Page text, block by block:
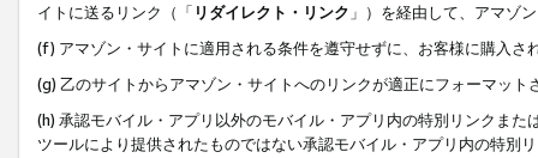
イトに送るリンク（「 リダイレクト・リンク 」）を経由して、アマゾ
(f) アマゾン・サイトに適用される条件を遵守せずに、お客様に購入さ
(g) 乙のサイトからアマゾン・サイトへのリンクが適正にフォーマッ
(h) 承認モバイル・アプリ以外のモバイル・アプリ内の特別リンクま
ツールにより提供されたものではない承認モバイル・アプリ内の特別